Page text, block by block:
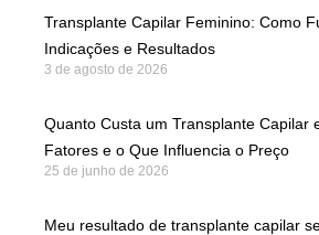
Transplante Capilar Feminino: Como
Indicações e Resultados
3 de agosto de 2026
Quanto Custa um Transplante Capilar
Fatores e o Que Influencia o Preço
25 de junho de 2026
Meu resultado de transplante capilar